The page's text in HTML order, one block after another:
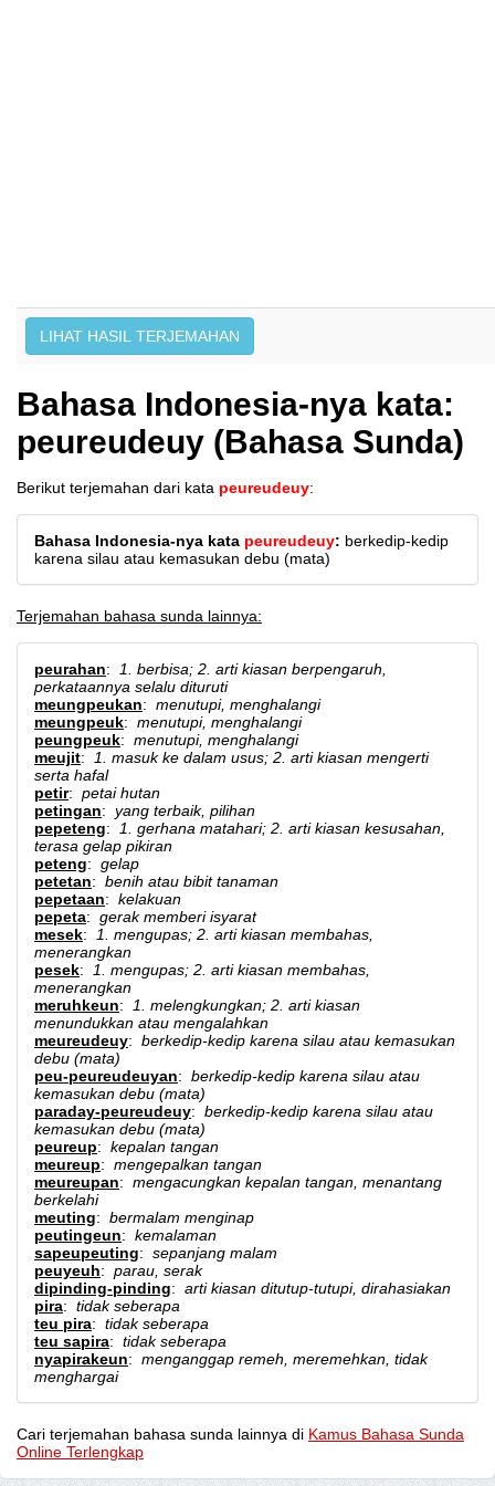
Bahasa Indonesia-nya kata:
peureudeuy (Bahasa Sunda)
Berikut terjemahan dari kata peureudeuy:
Bahasa Indonesia-nya kata peureudeuy: berkedip-kedip
karena silau atau kemasukan debu (mata)
Terjemahan bahasa sunda lainnya:
peurahan:
1. berbisa; 2. arti kiasan berpengaruh,
perkataannya selalu dituruti
meungpeukan: menutupi, menghalangi
meungpeuk: menutupi, menghalangi
peungpeuk: menutupi, menghalangi
meujit:
1. masuk ke dalam usus; 2. arti kiasan mengerti
serta hafal
petir: petai hutan
petingan: yang terbaik, pilihan
pepeteng:
1. gerhana matahari; 2. arti kiasan kesusahan,
terasa gelap pikiran
peteng: gelap
petetan: benih atau bibit tanaman
pepetaan: kelakuan
pepeta: gerak memberi isyarat
mesek:
1. mengupas; 2. arti kiasan membahas,
menerangkan
pesek:
1. mengupas; 2. arti kiasan membahas,
menerangkan
meruhkeun:
1. melengkungkan; 2. arti kiasan
menundukkan atau mengalahkan
meureudeuy: berkedip-kedip karena silau atau kemasukan
debu (mata)
peu-peureudeuyan: berkedip-kedip karena silau atau
kemasukan debu (mata)
paraday-peureudeuy: berkedip-kedip karena silau atau
kemasukan debu (mata)
peureup: kepalan tangan
meureup: mengepalkan tangan
meureupan: mengacungkan kepalan tangan, menantang
berkelahi
meuting: bermalam menginap
peutingeun: kemalaman
sapeupeuting: sepanjang malam
peuyeuh: parau, serak
dipinding-pinding: arti kiasan ditutup-tutupi, dirahasiakan
pira: tidak seberapa
teu pira: tidak seberapa
teu sapira: tidak seberapa
nyapirakeun: menganggap remeh, meremehkan, tidak
menghargai
Cari terjemahan bahasa sunda lainnya di Kamus Bahasa Sunda
Online Terlengkap